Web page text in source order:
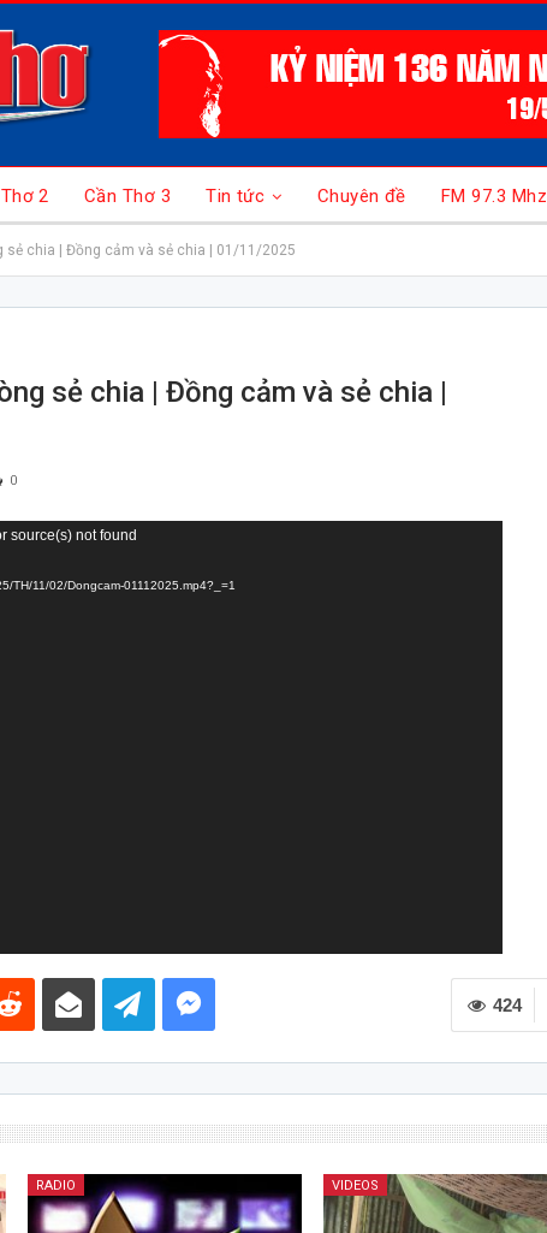
2 Cần Thơ 3 Tin tức Chuyên đề FM 97.3 Mhz
sẻ chia | Đồng cảm và sẻ chia | 01/11/2025
sẻ chia | Đồng cảm và sẻ chia |
0
source(s) not found
TH/11/02/Dongcam-01112025.mp4?_=1
424
RADIO VIDEOS